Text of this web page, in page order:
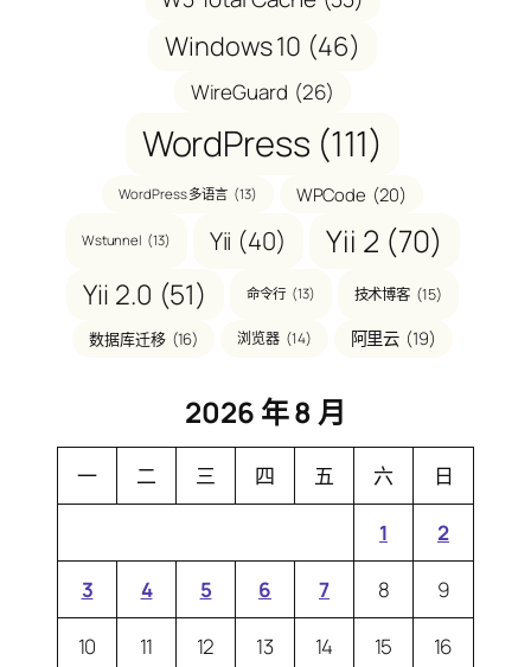
Windows 10 (46)
WireGuard (26)
WordPress (111)
WordPress 多语言 (13) WPCode (20)
Wstunnel (13) Yii (40) Yii 2 (70)
Yii 2.0 (51) 命令行 (13) 技术博客 (15)
数据库迁移 (16) 浏览器 (14) 阿里云 (19)
2026 年 8 月
一 二 三 四 五 六 日
1 2
3 4 5 6 7 8 9
10 11 12 13 14 15 16